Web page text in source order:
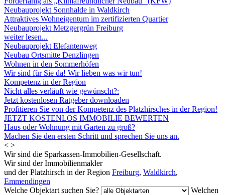
Neubauprojekt Sonnhalde in Waldkirch
Attraktives Wohneigentum im zertifizierten Quartier
Neubauprojekt Metzgergrün Freiburg
weiter lesen...
Neubauprojekt Elefantenweg
Neubau Ortsmitte Denzlingen
Wohnen in den Sommerhöfen
Wir sind für Sie da! Wir lieben was wir tun!
Kompetenz in der Region
Nicht alles verläuft wie gewünscht?:
Jetzt kostenlosen Ratgeber downloaden
Profitieren Sie von der Kompetenz des Platzhirsches in der Region!
JETZT KOSTENLOS IMMOBILIE BEWERTEN
Haus oder Wohnung mit Garten zu groß?
Machen Sie den ersten Schritt und sprechen Sie uns an.
< >
Wir sind die Sparkassen-Immobilien-Gesellschaft.
Wir sind der Immobilienmakler
und der Platzhirsch in der Region Freiburg, Waldkirch,
Emmendingen
Welche Objektart suchen Sie?
Welchen